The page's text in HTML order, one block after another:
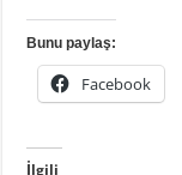
Bunu paylaş:
Facebook
İlgili